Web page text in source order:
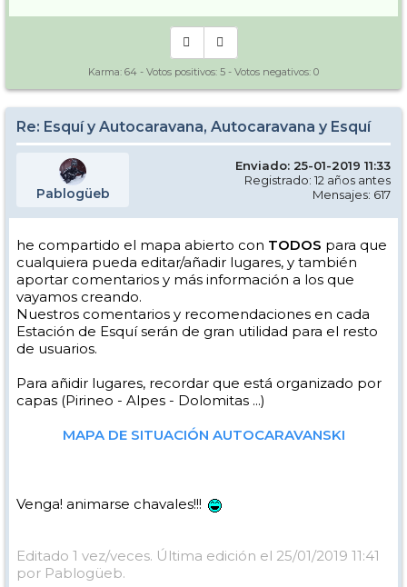
Karma: 64 - Votos positivos: 5 - Votos negativos: 0
Re: Esquí y Autocaravana, Autocaravana y Esquí
Pablogüeb
Enviado: 25-01-2019 11:33
Registrado: 12 años antes
Mensajes: 617
he compartido el mapa abierto con TODOS para que
cualquiera pueda editar/añadir lugares, y también
aportar comentarios y más información a los que
vayamos creando.
Nuestros comentarios y recomendaciones en cada
Estación de Esquí serán de gran utilidad para el resto
de usuarios.
Para añidir lugares, recordar que está organizado por
capas (Pirineo - Alpes - Dolomitas ...)
MAPA DE SITUACIÓN AUTOCARAVANSKI
Venga! animarse chavales!!!
Editado 1 vez/veces. Última edición el 25/01/2019 11:41
por Pablogüeb.